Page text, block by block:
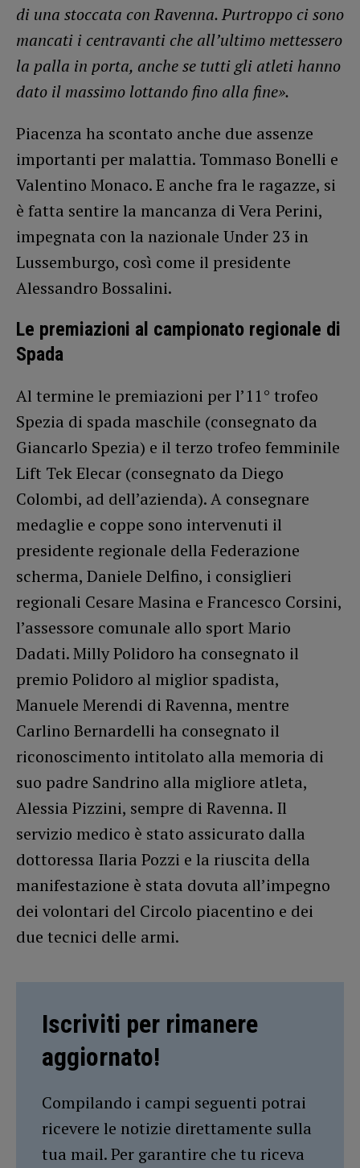
di una stoccata con Ravenna. Purtroppo ci sono
mancati i centravanti che all’ultimo mettessero
la palla in porta, anche se tutti gli atleti hanno
dato il massimo lottando fino alla fine».
Piacenza ha scontato anche due assenze
importanti per malattia. Tommaso Bonelli e
Valentino Monaco. E anche fra le ragazze, si
è fatta sentire la mancanza di Vera Perini,
impegnata con la nazionale Under 23 in
Lussemburgo, così come il presidente
Alessandro Bossalini.
Le premiazioni al campionato regionale di
Spada
Al termine le premiazioni per l’11° trofeo
Spezia di spada maschile (consegnato da
Giancarlo Spezia) e il terzo trofeo femminile
Lift Tek Elecar (consegnato da Diego
Colombi, ad dell’azienda). A consegnare
medaglie e coppe sono intervenuti il
presidente regionale della Federazione
scherma, Daniele Delfino, i consiglieri
regionali Cesare Masina e Francesco Corsini,
l’assessore comunale allo sport Mario
Dadati. Milly Polidoro ha consegnato il
premio Polidoro al miglior spadista,
Manuele Merendi di Ravenna, mentre
Carlino Bernardelli ha consegnato il
riconoscimento intitolato alla memoria di
suo padre Sandrino alla migliore atleta,
Alessia Pizzini, sempre di Ravenna. Il
servizio medico è stato assicurato dalla
dottoressa Ilaria Pozzi e la riuscita della
manifestazione è stata dovuta all’impegno
dei volontari del Circolo piacentino e dei
due tecnici delle armi.
Iscriviti per rimanere
aggiornato!
Compilando i campi seguenti potrai
ricevere le notizie direttamente sulla
tua mail. Per garantire che tu riceva